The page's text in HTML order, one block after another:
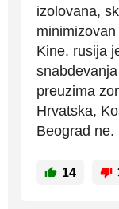
izolovana,
Kine. rusija
preuzima
Hrvatska,
Beograd ne.
14